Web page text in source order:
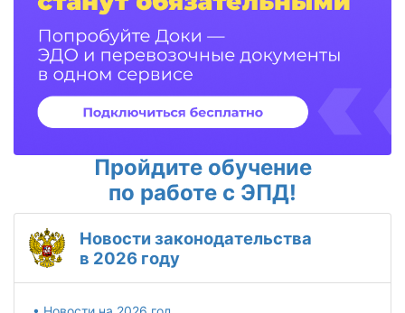
Пройдите обучение
по работе с ЭПД!
Новости законодательства
в 2026 году